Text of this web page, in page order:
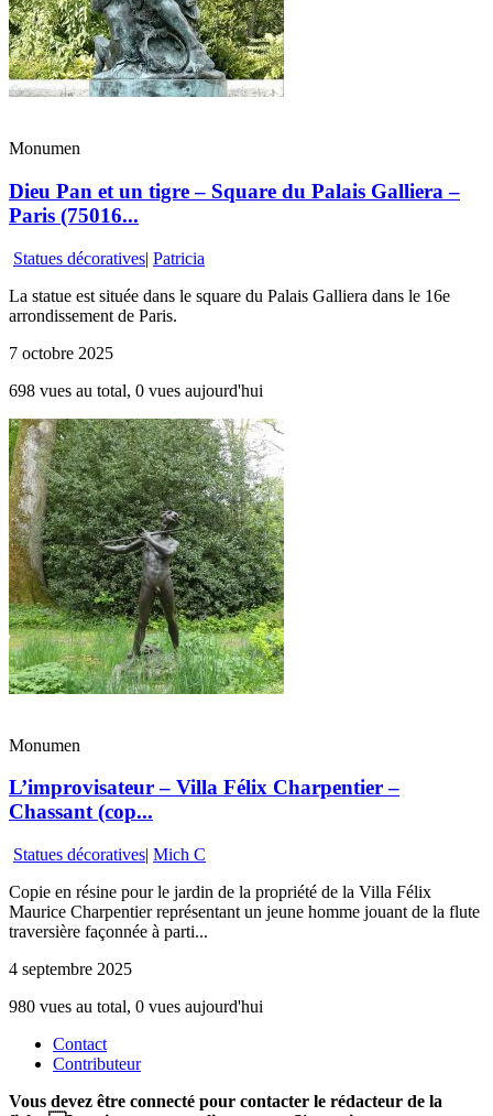
Monumen
Dieu Pan et un tigre – Square du Palais Galliera –
Paris (75016...
Statues décoratives| Patricia
La statue est située dans le square du Palais Galliera dans le 16e
arrondissement de Paris.
7 octobre 2025
698 vues au total, 0 vues aujourd'hui
Monumen
L’improvisateur – Villa Félix Charpentier –
Chassant (cop...
Statues décoratives| Mich C
Copie en résine pour le jardin de la propriété de la Villa Félix
Maurice Charpentier représentant un jeune homme jouant de la flute
traversière façonnée à parti...
4 septembre 2025
980 vues au total, 0 vues aujourd'hui
Contact
Contributeur
Vous devez être connecté pour contacter le rédacteur de la